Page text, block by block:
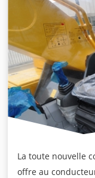
La toute nouvelle
offre au